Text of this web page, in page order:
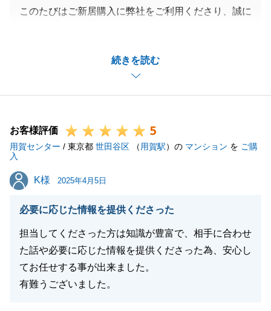
続きを読む
このたびはご新居購入に弊社をご利用くださり、誠に
ありがたいお言葉をいただきとても嬉しく思います。
今後もB様の良き不動産パートナーとしてお役に立て
ぞよろしくお願いいたします。
お客様評価 5
用賀センター / 東京都 世田谷区 （ 用賀駅）の マンション を ご購
入
K様
K様 2025年4月5日
必要に応じた情報を提供くださった
担当してくださった方は知識が豊富で、相手に合わせ
た話や必要に応じた情報を提供くださった為、安心し
てお任せする事が出来ました。
有難うございました。